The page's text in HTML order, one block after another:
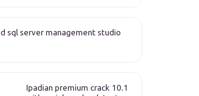
sql server management studio
Ipadian premium crack 10.1